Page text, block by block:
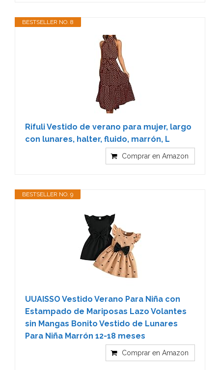
BESTSELLER NO. 8
Rifuli Vestido de verano para mujer, largo
con lunares, halter, fluido, marrón, L
Comprar en Amazon
BESTSELLER NO. 9
UUAISSO Vestido Verano Para Niña con
Estampado de Mariposas Lazo Volantes
sin Mangas Bonito Vestido de Lunares
Para Niña Marrón 12-18 meses
Comprar en Amazon